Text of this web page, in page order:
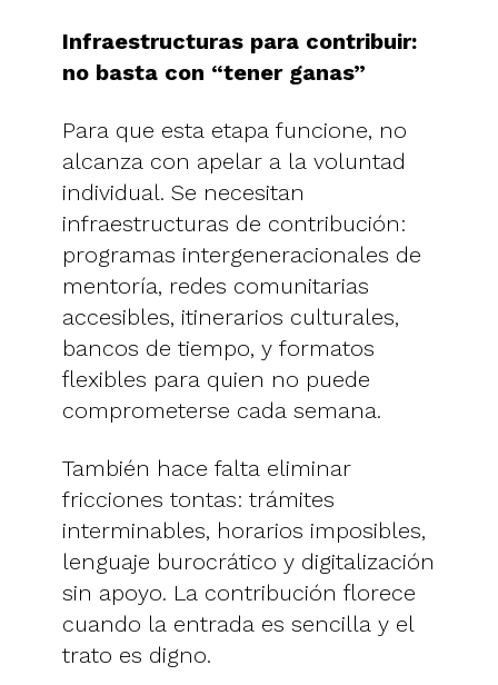
Infraestructuras para contribuir:
no basta con “tener ganas”
Para que esta etapa funcione, no
alcanza con apelar a la voluntad
individual. Se necesitan
infraestructuras de contribución:
programas intergeneracionales de
mentoría, redes comunitarias
accesibles, itinerarios culturales,
bancos de tiempo, y formatos
flexibles para quien no puede
comprometerse cada semana.
También hace falta eliminar
fricciones tontas: trámites
interminables, horarios imposibles,
lenguaje burocrático y digitalización
sin apoyo. La contribución florece
cuando la entrada es sencilla y el
trato es digno.